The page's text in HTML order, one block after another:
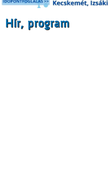
Hír, program